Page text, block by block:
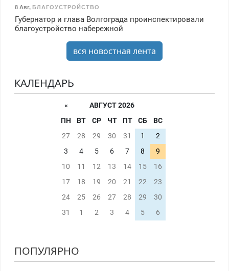
8 Авг, БЛАГОУСТРОЙСТВО
Губернатор и глава Волгограда проинспектировали
благоустройство набережной
вся новостная лента
КАЛЕНДАРЬ
«
АВГУСТ 2026
ПН
ВТ СР ЧТ ПТ СБ
ВС
27
28 29 30 31 1
2
3
4 5 6 7 8
9
10
11 12 13 14 15
16
17
18 19 20 21 22
23
24
25 26 27 28 29
30
31
1 2 3 4 5 6
ПОПУЛЯРНО